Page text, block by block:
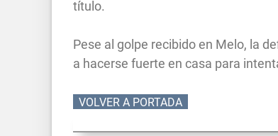
título.
Pese al golpe recibido en Melo, la
a hacerse fuerte en casa para
VOLVER A PORTADA